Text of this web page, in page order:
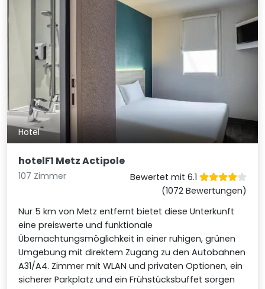
Hotel
hotelF1 Metz Actipole
107 Zimmer
Bewertet mit 6.1
(1072 Bewertungen)
Nur 5 km von Metz entfernt bietet diese Unterkunft
eine preiswerte und funktionale
Übernachtungsmöglichkeit in einer ruhigen, grünen
Umgebung mit direktem Zugang zu den Autobahnen
A31/A4. Zimmer mit WLAN und privaten Optionen, ein
sicherer Parkplatz und ein Frühstücksbuffet sorgen